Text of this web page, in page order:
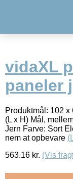
vidaXL
paneler
Produktmål: 102
(L x H) Mål,
Jern Farve: Sort
nem at opbevare
563.16 kr. (Vis